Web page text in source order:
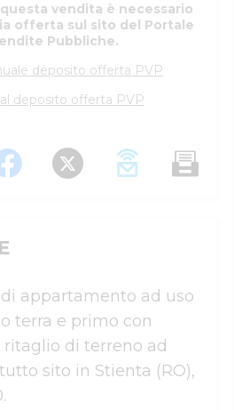
vendita è necessario
offerta sul sito del Portale
Pubbliche.
deposito offerta PVP
deposito offerta PVP
appartamento ad uso
terra e primo con
ritaglio di terreno ad
sito in Stienta (RO),